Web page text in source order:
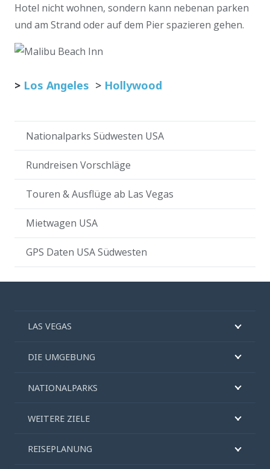
Hotel nicht wohnen, sondern kann nebenan parken
und am Strand oder auf dem Pier spazieren gehen.
> Los Angeles > Hollywood
Nationalparks Südwesten USA
Rundreisen Vorschläge
Touren & Ausflüge ab Las Vegas
Mietwagen USA
GPS Daten USA Südwesten
LAS VEGAS
DIE UMGEBUNG
NATIONALPARKS
WEITERE ZIELE
REISEPLANUNG